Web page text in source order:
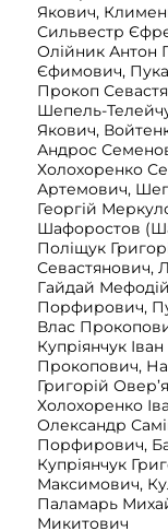
Якович,
Сильвестр
Олійник Антон
Єфимович,
Прокоп
Шепель-
Якович,
Андрос
Холохоренко
Артемович,
Георгій
Шафоростов
Поліщук
Севастянович,
Гайдай
Порфирович,
Влас
Купріянчук
Прокопович,
Григорій
Холохоренко
Олександр
Порфирович,
Купріянчук
Максимович,
Паламарь
Микитович